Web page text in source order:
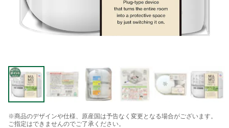
※商品のデザインや仕様、原産国は予告なく変更となる場合がございます。
ご指定はできませんのでご了承ください。